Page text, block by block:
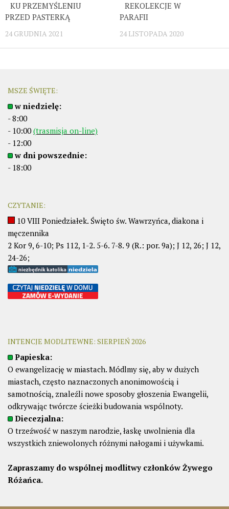
KU PRZEMYŚLENIU
PRZED PASTERKĄ
24 GRUDNIA 2021
REKOLEKCJE W
PARAFII
24 LISTOPADA 2020
MSZE ŚWIĘTE:
w niedzielę:
- 8:00
- 10:00(trasmisja on-line)
- 12:00
w dni powszednie:
- 18:00
CZYTANIE:
10 VIII Poniedziałek. Święto św. Wawrzyńca, diakona i
męczennika
2 Kor 9, 6-10; Ps 112, 1-2. 5-6. 7-8. 9 (R.: por. 9a); J 12, 26; J 12,
24-26;
INTENCJE MODLITEWNE: SIERPIEŃ 2026
Papieska:
O ewangelizację w miastach. Módlmy się, aby w dużych
miastach, często naznaczonych anonimowością i
samotnością, znaleźli nowe sposoby głoszenia Ewangelii,
odkrywając twórcze ścieżki budowania wspólnoty.
Diecezjalna:
O trzeźwość w naszym narodzie, łaskę uwolnienia dla
wszystkich zniewolonych różnymi nałogami i używkami.
Zapraszamy do wspólnej modlitwy członków Żywego
Różańca.